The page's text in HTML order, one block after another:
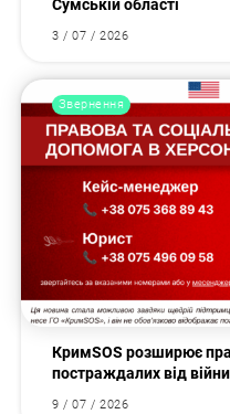
Сумській області
3 / 07 / 2026
Звернення
КримSOS розширює
постраждалих від
9 / 07 / 2026